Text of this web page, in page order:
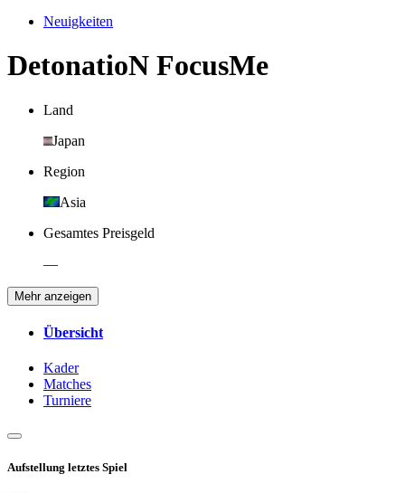
Neuigkeiten
DetonatioN FocusMe
Land
Japan
Region
Asia
Gesamtes Preisgeld
—
Mehr anzeigen
Übersicht
Kader
Matches
Turniere
Aufstellung letztes Spiel